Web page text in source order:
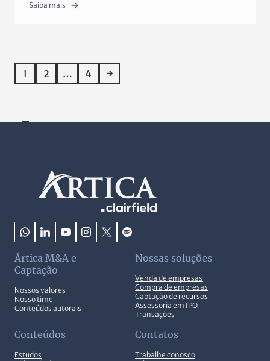
Saiba mais
1 2 … 4 →
Ártica M&A e
Captação
Nossos valores
Nosso time
Conteúdos autorais
Nossas soluções
Venda de empresas
Compra de empresas
Captação de recursos
Assessoria em IPO
Transações
Conteúdos
Estudos
Contatos
Trabalhe conosco